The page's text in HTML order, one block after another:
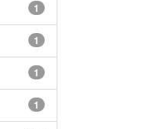
1
1
1
1